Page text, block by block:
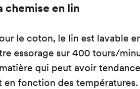
chemise en lin
le coton, le lin est lavable
essorage sur 400 tours/
matière qui peut avoir
en fonction des températures.